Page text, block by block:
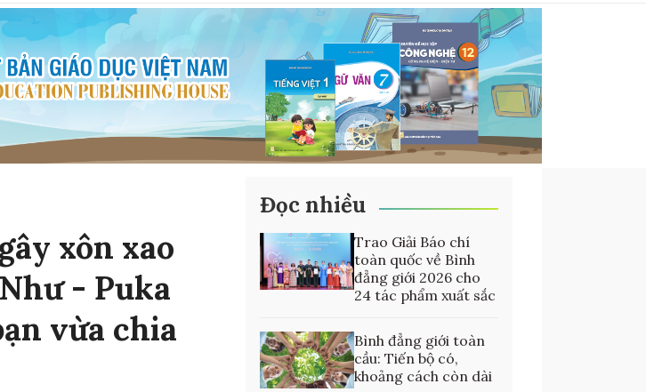
xôn xao
- Puka
vừa chia
Đọc nhiều
Trao Giải Báo chí
toàn quốc về Bình
đẳng giới 2026 cho
24 tác phẩm xuất sắc
Bình đẳng giới toàn
cầu: Tiến bộ có,
khoảng cách còn dài